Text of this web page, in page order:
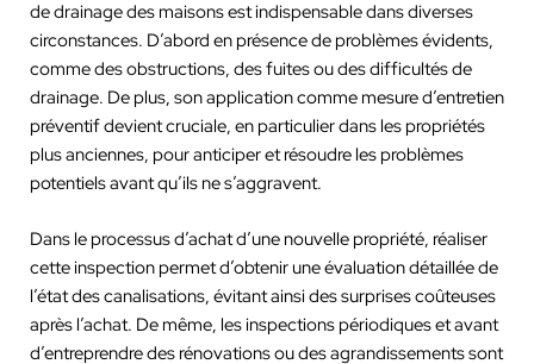
de drainage des maisons est indispensable dans diverses
circonstances. D’abord en présence de problèmes évidents,
comme des obstructions, des fuites ou des difficultés de
drainage. De plus, son application comme mesure d’entretien
préventif devient cruciale, en particulier dans les propriétés
plus anciennes, pour anticiper et résoudre les problèmes
potentiels avant qu’ils ne s’aggravent.
Dans le processus d’achat d’une nouvelle propriété, réaliser
cette inspection permet d’obtenir une évaluation détaillée de
l’état des canalisations, évitant ainsi des surprises coûteuses
après l’achat. De même, les inspections périodiques et avant
d’entreprendre des rénovations ou des agrandissements sont